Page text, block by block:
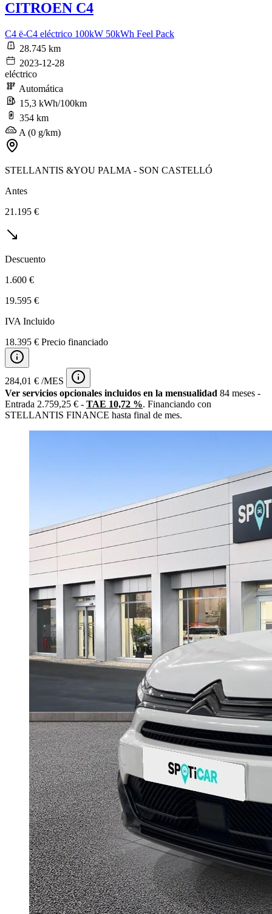
CITROEN C4
C4 ë-C4 eléctrico 100kW 50kWh Feel Pack
28.745 km
2023-12-28
eléctrico
Automática
15,3 kWh/100km
354 km
A (0 g/km)
STELLANTIS &YOU PALMA - SON CASTELLÓ
Antes
21.195 €
Descuento
1.600 €
19.595 €
IVA Incluido
18.395 € Precio financiado
284,01 € /MES
Ver servicios opcionales incluidos en la mensualidad 84 meses -
Entrada 2.759,25 € - TAE 10,72 %. Financiando con
STELLANTIS FINANCE hasta final de mes.